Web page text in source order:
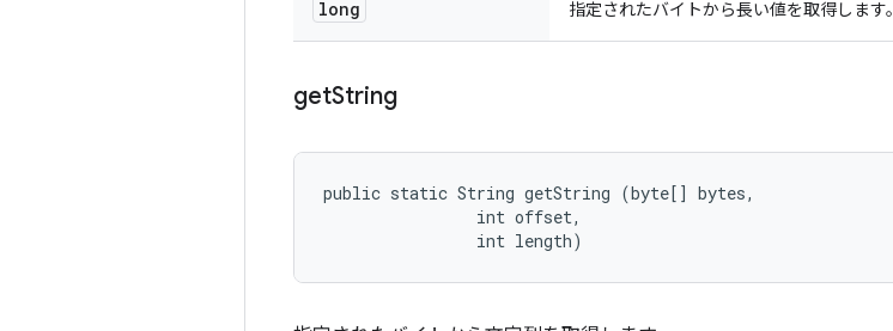
long 指定されたバイトから長い値を取得します。
getString
public static String getString (byte[] bytes,
                int offset,
                int length)